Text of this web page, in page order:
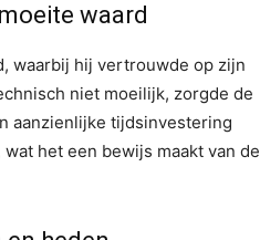
waard
waarbij hij vertrouwde op zijn
niet moeilijk, zorgde de
aanzienlijke tijdsinvestering
het een bewijs maakt van de